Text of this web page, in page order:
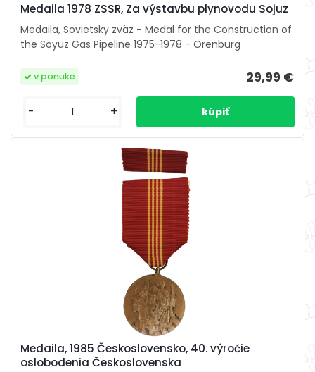
Medaila 1978 ZSSR, Za výstavbu plynovodu Sojuz
Medaila, Sovietsky zväz - Medal for the Construction of
the Soyuz Gas Pipeline 1975-1978 - Orenburg
29,99 €
v ponuke
- +
Medaila, 1985 Československo, 40. výročie
oslobodenia Československa